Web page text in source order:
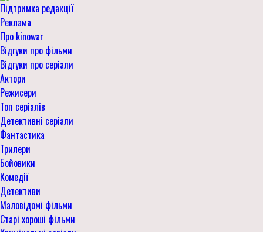
Підтримка редакції
Реклама
Про kinowar
Відгуки про фільми
Відгуки про серіали
Актори
Режисери
Топ серіалів
Детективні серіали
Фантастика
Трилери
Бойовики
Комедії
Детективи
Маловідомі фільми
Старі хороші фільми